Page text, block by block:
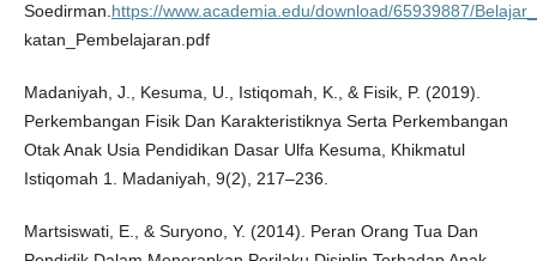
Soedirman.https://www.academia.edu/download/65939887/
katan_Pembelajaran.pdf
Madaniyah, J., Kesuma, U., Istiqomah, K., & Fisik, P. (2019).
Perkembangan Fisik Dan Karakteristiknya Serta Perkembangan
Otak Anak Usia Pendidikan Dasar Ulfa Kesuma, Khikmatul
Istiqomah 1. Madaniyah, 9(2), 217–236.
Martsiswati, E., & Suryono, Y. (2014). Peran Orang Tua Dan